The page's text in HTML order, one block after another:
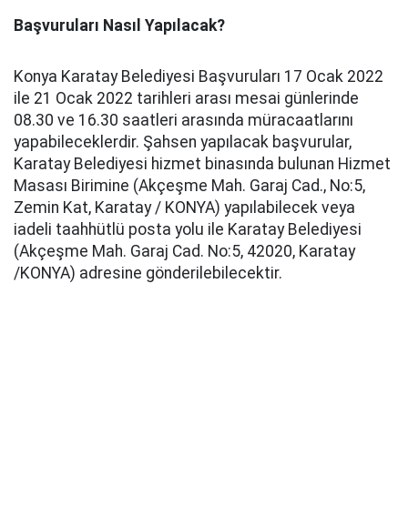
Başvuruları Nasıl Yapılacak?
Konya Karatay Belediyesi Başvuruları 17 Ocak 2022
ile 21 Ocak 2022 tarihleri arası mesai günlerinde
08.30 ve 16.30 saatleri arasında müracaatlarını
yapabileceklerdir. Şahsen yapılacak başvurular,
Karatay Belediyesi hizmet binasında bulunan Hizmet
Masası Birimine (Akçeşme Mah. Garaj Cad., No:5,
Zemin Kat, Karatay / KONYA) yapılabilecek veya
iadeli taahhütlü posta yolu ile Karatay Belediyesi
(Akçeşme Mah. Garaj Cad. No:5, 42020, Karatay
/KONYA) adresine gönderilebilecektir.